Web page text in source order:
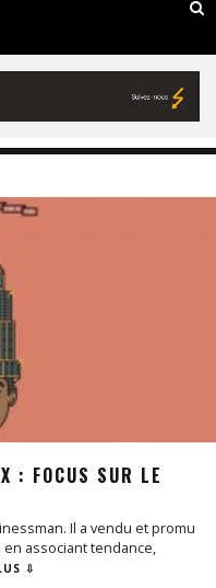
: FOCUS SUR LE
Il a vendu et promu
associant tendance,
⇩